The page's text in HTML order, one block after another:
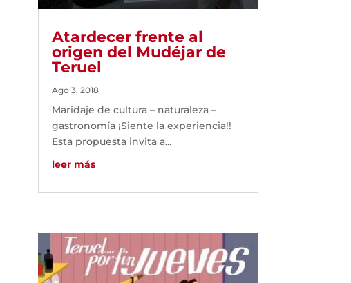
Atardecer frente al
origen del Mudéjar de
Teruel
Ago 3, 2018
Maridaje de cultura – naturaleza –
gastronomía ¡Siente la experiencia!!
Esta propuesta invita a...
leer más